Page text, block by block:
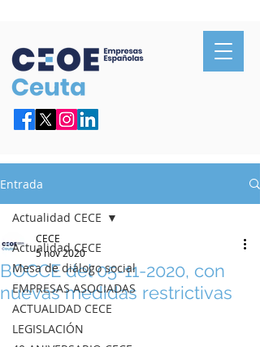
Entrada
Actualidad CECE
Mesa de diálogo social
EMPRESAS ASOCIADAS
ACTUALIDAD CECE
LEGISLACIÓN
Actualidad CECE
BOCCE del 05-11-2020, con
nuevas medidas restrictivas
CECE
5 nov 2020